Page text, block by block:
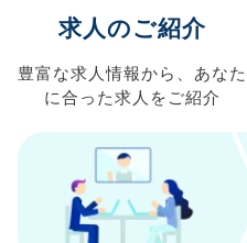
求人のご紹介
豊富な求人情報から、 あなた
に合った求人を ご紹介